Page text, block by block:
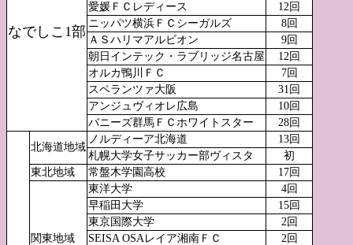
なでしこ1部
愛媛ＦＣレディース
12回
ニッパツ横浜ＦＣシーガルズ
8回
ＡＳハリマアルビオン
9回
朝日インテック・ラブリッジ名古屋
12回
オルカ鴨川ＦＣ
7回
スペランツァ大阪
31回
アンジュヴィオレ広島
10回
バニーズ群馬ＦＣホワイトスター
28回
北海道地域
ノルディーア北海道
13回
札幌大学女子サッカー部ヴィスタ
初
東北地域
常盤木学園高校 17回
関東地域
東洋大学
4回
早稲田大学
15回
東京国際大学
2回
SEISA OSAレイア湘南ＦＣ
2回